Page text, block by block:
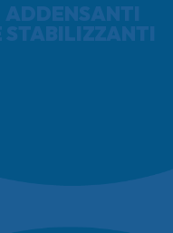
ADDENSANTI
STABILIZZANTI